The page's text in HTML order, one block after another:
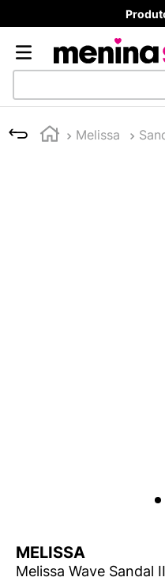
Melissa
MELISSA
Melissa Wave Sandal
1
TÊNIS NEWS BALANCE